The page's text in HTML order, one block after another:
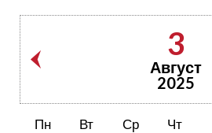
3
Август
2025
Пн Вт Ср Чт